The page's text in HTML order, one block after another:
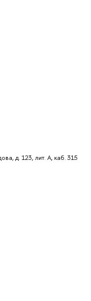
д. 123, лит. А, каб. 315